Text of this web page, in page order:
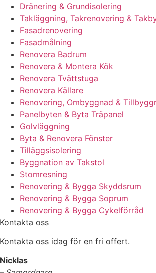
Dränering & Grundisolering
Takläggning, Takrenovering &
Fasadrenovering
Fasadmålning
Renovera Badrum
Renovera & Montera Kök
Renovera Tvättstuga
Renovera Källare
Renovering, Ombyggnad &
Panelbyten & Byta Träpanel
Golvläggning
Byta & Renovera Fönster
Tilläggsisolering
Byggnation av Takstol
Stomresning
Renovering & Bygga Skyddsrum
Renovering & Bygga Soprum
Renovering & Bygga Cykelförråd
Kontakta oss
Kontakta oss idag för en fri offert.
Nicklas